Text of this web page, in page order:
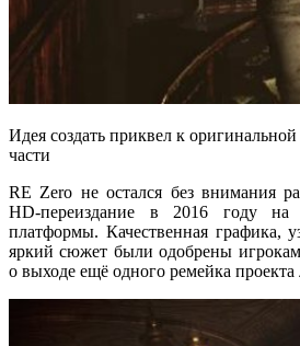
Идея создать приквел к
части
RE Zero не остался без внимания
HD-переиздание в 2016 году на
платформы. Качественная графика,
яркий сюжет были одобрены
о выходе ещё одного ремейка